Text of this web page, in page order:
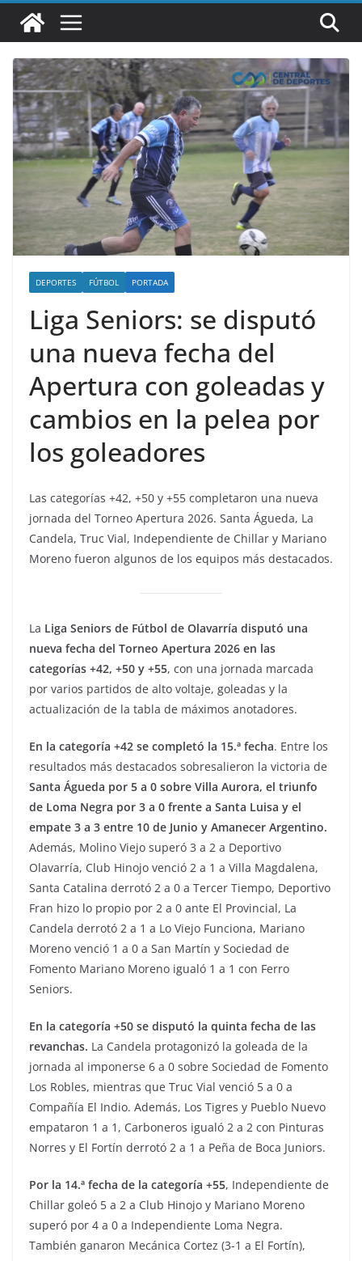
DEPORTES FÚTBOL PORTADA
Liga Seniors: se disputó
una nueva fecha del
Apertura con goleadas y
cambios en la pelea por
los goleadores
Las categorías +42, +50 y +55 completaron una nueva
jornada del Torneo Apertura 2026. Santa Águeda, La
Candela, Truc Vial, Independiente de Chillar y Mariano
Moreno fueron algunos de los equipos más destacados.
La Liga Seniors de Fútbol de Olavarría disputó una
nueva fecha del Torneo Apertura 2026 en las
categorías +42, +50 y +55, con una jornada marcada
por varios partidos de alto voltaje, goleadas y la
actualización de la tabla de máximos anotadores.
En la categoría +42 se completó la 15.ª fecha. Entre los
resultados más destacados sobresalieron la victoria de
Santa Águeda por 5 a 0 sobre Villa Aurora, el triunfo
de Loma Negra por 3 a 0 frente a Santa Luisa y el
empate 3 a 3 entre 10 de Junio y Amanecer Argentino.
Además, Molino Viejo superó 3 a 2 a Deportivo
Olavarría, Club Hinojo venció 2 a 1 a Villa Magdalena,
Santa Catalina derrotó 2 a 0 a Tercer Tiempo, Deportivo
Fran hizo lo propio por 2 a 0 ante El Provincial, La
Candela derrotó 2 a 1 a Lo Viejo Funciona, Mariano
Moreno venció 1 a 0 a San Martín y Sociedad de
Fomento Mariano Moreno igualó 1 a 1 con Ferro
Seniors.
En la categoría +50 se disputó la quinta fecha de las
revanchas. La Candela protagonizó la goleada de la
jornada al imponerse 6 a 0 sobre Sociedad de Fomento
Los Robles, mientras que Truc Vial venció 5 a 0 a
Compañía El Indio. Además, Los Tigres y Pueblo Nuevo
empataron 1 a 1, Carboneros igualó 2 a 2 con Pinturas
Norres y El Fortín derrotó 2 a 1 a Peña de Boca Juniors.
Por la 14.ª fecha de la categoría +55, Independiente de
Chillar goleó 5 a 2 a Club Hinojo y Mariano Moreno
superó por 4 a 0 a Independiente Loma Negra.
También ganaron Mecánica Cortez (3-1 a El Fortín),